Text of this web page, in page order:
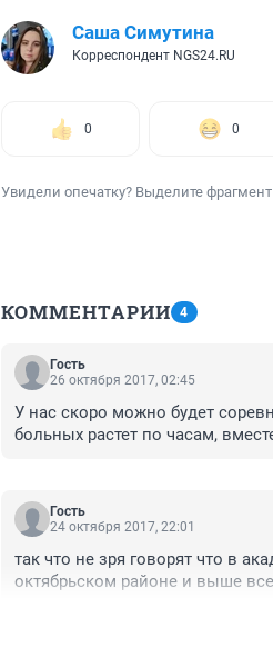
Саша Симутина
Корреспондент NGS24.RU
0 0
Увидели опечатку? Выделите
КОММЕНТАРИИ 4
Гость
26 октября 2017, 02:45
У нас скоро можно будет
больных растет по часам,
Гость
24 октября 2017, 22:01
так что не зря говорят что в
октябрьском районе и выше